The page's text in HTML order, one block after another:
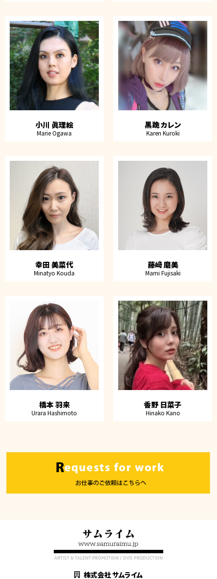
小川 眞理絵
Marie Ogawa
黒跪 カレン
Karen Kuroki
幸田 美菜代
Minatyo Kouda
藤﨑 磨美
Mami Fujisaki
橋本 羽来
Urara Hashimoto
香野 日菜子
Hinako Kano
株式会社 サムライム